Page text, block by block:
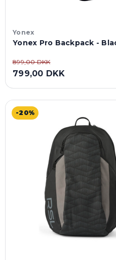
Yonex
Yonex Pro Backpack -
899,00 DKK
799,00 DKK
-20%